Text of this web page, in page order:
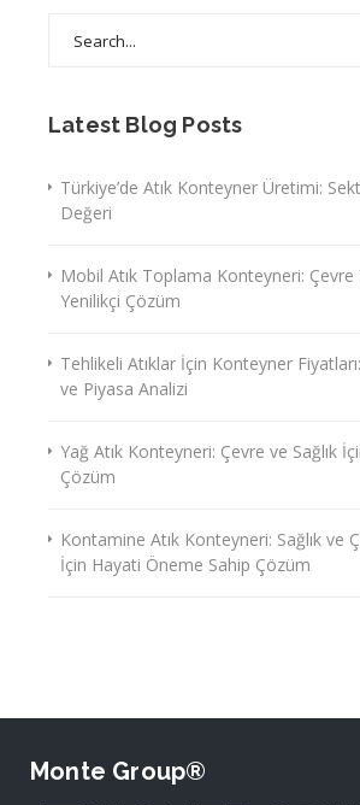
Latest Blog Posts
Türkiye’de Atık Konteyner Üretimi:
Değeri
Mobil Atık Toplama Konteyneri:
Yenilikçi Çözüm
Tehlikeli Atıklar İçin Konteyner
ve Piyasa Analizi
Yağ Atık Konteyneri: Çevre ve Sağlık
Çözüm
Kontamine Atık Konteyneri: Sağlık ve
İçin Hayati Öneme Sahip Çözüm
Monte Group®